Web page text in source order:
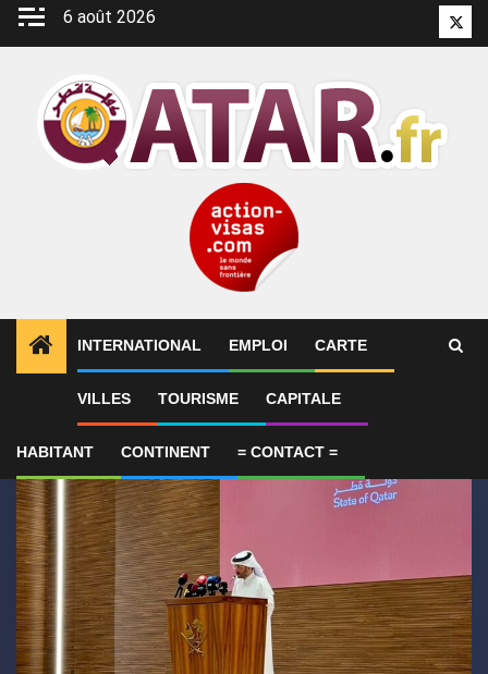
Aller
6 août 2026
INTERNATIONAL EMPLOI CARTE
VILLES TOURISME CAPITALE
HABITANT CONTINENT = CONTACT =
ALERTES INFO 1 Qatar affirme que toute la